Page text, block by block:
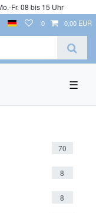
Fr. 08 bis 15 Uhr
0 0,00 EUR
☰
70
8
8